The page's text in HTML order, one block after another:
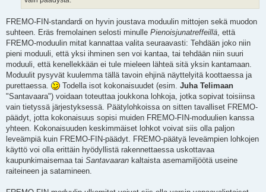
FREMO-FIN-standardi on hyvin joustava moduulin mittojen sekä muodon
suhteen. Eräs fremolainen selosti minulle Pienoisjunatreffeillä , että
FREMO-moduulin mitat kannattaa valita seuraavasti: Tehdään joko niin
pieni moduuli, että yksi ihminen sen voi kantaa, tai tehdään niin suuri
moduuli, että kenellekkään ei tule mieleen lähteä sitä yksin kantamaan.
Moduulit pysyvät kuulemma tällä tavoin ehjinä näyttelyitä koottaessa ja
purettaessa.
Todella isot kokonaisuudet (esim. Juha Telimaan
"Santavaara") voidaan toteuttaa joukkona lohkoja, jotka sopivat toisiinsa
vain tietyssä järjestyksessä. Päätylohkoissa on sitten tavalliset FREMO-
päädyt, jotta kokonaisuus sopisi muiden FREMO-FIN-moduulien kanssa
yhteen. Kokonaisuuden keskimmäiset lohkot voivat siis olla paljon
leveämpiä kuin FREMO-FIN-päädyt. FREMO-päätyä leveämpien lohkojen
käyttö voi olla erittäin hyödyllistä rakennettaessa uskottavaa
kaupunkimaisemaa tai Santavaaran kaltaista asemamiljöötä useine
raiteineen ja satamineen.